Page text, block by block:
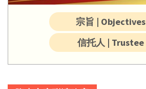
宗旨 | Objectives
信托人 | Trustee